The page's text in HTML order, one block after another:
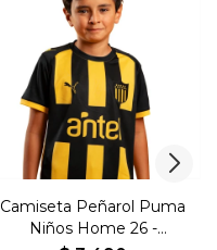
Camiseta Peñarol Puma
Niños Home 26 -